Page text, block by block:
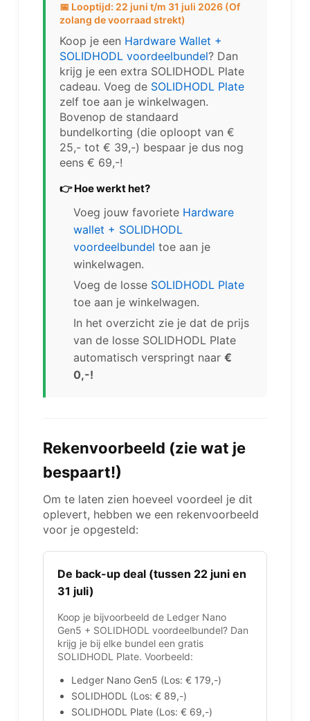
📅 Looptijd: 22 juni t/m 31 juli 2026 (Of
zolang de voorraad strekt)
Koop je een Hardware Wallet +
SOLIDHODL voordeelbundel? Dan
krijg je een extra SOLIDHODL Plate
cadeau. Voeg de SOLIDHODL Plate
zelf toe aan je winkelwagen.
Bovenop de standaard
bundelkorting (die oploopt van €
25,- tot € 39,-) bespaar je dus nog
eens € 69,-!
👉 Hoe werkt het?
Voeg jouw favoriete Hardware
wallet + SOLIDHODL
voordeelbundel toe aan je
winkelwagen.
Voeg de losse SOLIDHODL Plate
toe aan je winkelwagen.
In het overzicht zie je dat de prijs
van de losse SOLIDHODL Plate
automatisch verspringt naar €
0,-!
Rekenvoorbeeld (zie wat je
bespaart!)
Om te laten zien hoeveel voordeel je dit
oplevert, hebben we een rekenvoorbeeld
voor je opgesteld:
De back-up deal (tussen 22 juni en
31 juli)
Koop je bijvoorbeeld de Ledger Nano
Gen5 + SOLIDHODL voordeelbundel? Dan
krijg je bij elke bundel een gratis
SOLIDHODL Plate. Voorbeeld:
Ledger Nano Gen5 (Los: € 179,-)
SOLIDHODL (Los: € 89,-)
SOLIDHODL Plate (Los: € 69,-)